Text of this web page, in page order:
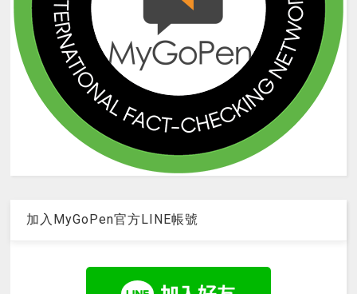
加入MyGoPen官方LINE帳號